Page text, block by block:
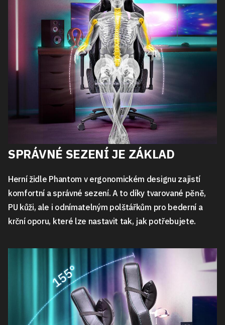
SPRÁVNÉ SEZENÍ JE ZÁKLAD
Herní židle Phantom v ergonomickém designu zajistí
komfortní a správné sezení. A to díky tvarované pěně,
PU kůži, ale i odnímatelným polštářkům pro bederní a
krční oporu, které lze nastavit tak, jak potřebujete.